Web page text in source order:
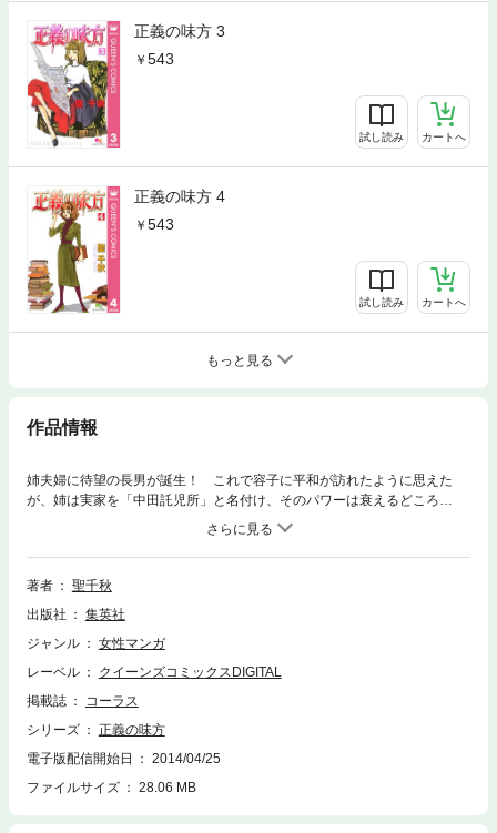
正義の味方 3
543
試し読み カートへ
正義の味方 4
543
試し読み カートへ
もっと見る
作品情報
姉夫婦に待望の長男が誕生！ これで容子に平和が訪れたように思えた
が、姉は実家を「中田託児所」と名付け、そのパワーは衰えるどころ
か…!? 痛快正直者コメディー第5巻!!
著者
聖千秋
出版社
集英社
ジャンル
女性マンガ
レーベル
クイーンズコミックスDIGITAL
掲載誌
コーラス
シリーズ
正義の味方
電子版配信開始日
2014/04/25
ファイルサイズ
28.06 MB